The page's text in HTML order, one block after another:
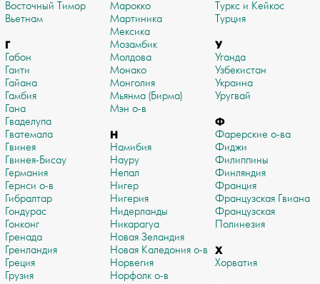
Восточный Тимор
Вьетнам
Г
Габон
Гаити
Гайана
Гамбия
Гана
Гваделупа
Гватемала
Гвинея
Гвинея-Бисау
Германия
Гернси о-в
Гибралтар
Гондурас
Гонконг
Гренада
Гренландия
Греция
Грузия
Марокко
Мартиника
Мексика
Мозамбик
Молдова
Монако
Монголия
Мьянма (Бирма)
Мэн о-в
Н
Намибия
Науру
Непал
Нигер
Нигерия
Нидерланды
Никарагуа
Новая Зеландия
Новая Каледония о-в
Норвегия
Норфолк о-в
Туркс и Кейкос
Турция
У
Уганда
Узбекистан
Украина
Уругвай
Ф
Фарерские о-ва
Фиджи
Филиппины
Финляндия
Франция
Французская Гвиана
Французская
Полинезия
Х
Хорватия